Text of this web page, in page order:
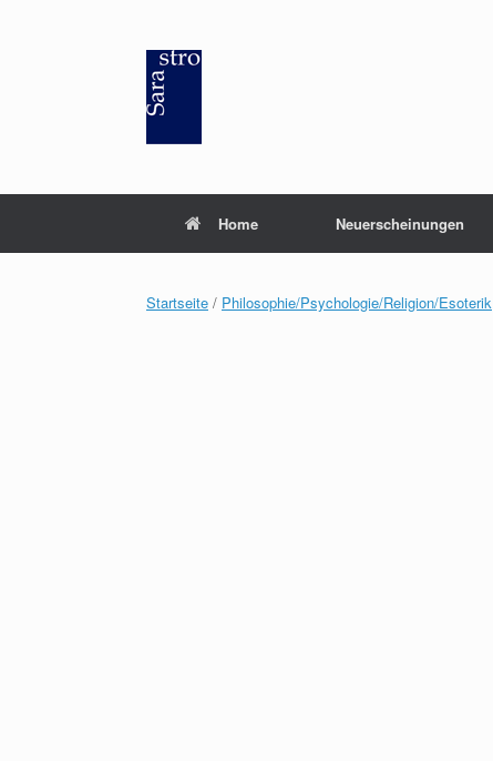
Home Neuerscheinungen
Startseite / Philosophie/Psychologie/Religion/Esoterik